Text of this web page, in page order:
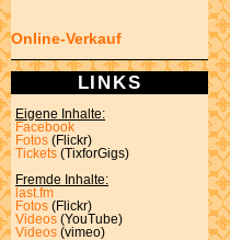
Online-Verkauf
LINKS
Eigene Inhalte:
Facebook
Fotos (Flickr)
Tickets (TixforGigs)
Fremde Inhalte:
last.fm
Fotos (Flickr)
Videos (YouTube)
Videos (vimeo)